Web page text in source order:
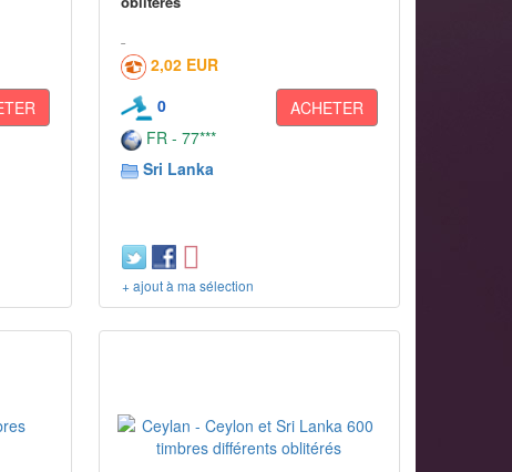
2,02 EUR
0
ACHETER
FR - 77***
Sri Lanka
+ ajout à ma sélection